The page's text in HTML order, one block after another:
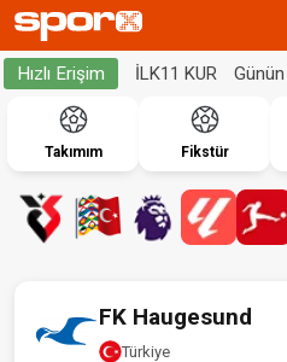
Hızlı Erişim İLK11 KUR
Takımım Fikstür
FK Haugesund
Türkiye